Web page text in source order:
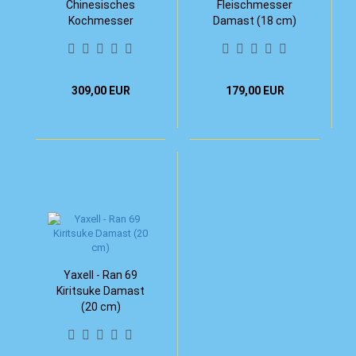
Chinesisches
Kochmesser
309,00 EUR
Fleischmesser
Damast (18 cm)
179,00 EUR
Yaxell - Ran 69
Kiritsuke Damast
(20 cm)